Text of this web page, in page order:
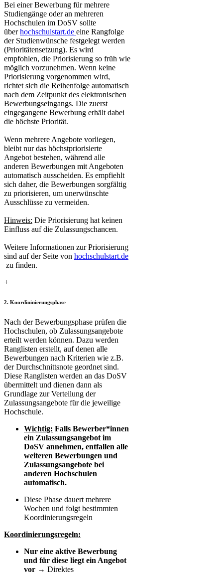
​​​Bei einer Bewerbung für mehrere
Studiengänge oder an mehreren
Hochschulen​ im DoSV sollte
überhochschulstart.de eine Rangfolge
der Studienwünsche festgelegt werden
(Prioritätensetzung). Es wird
empfohlen, die Priorisierung so früh wie
möglich vorzunehmen. Wenn keine
Priorisierung vorgenommen wird,
richtet sich die Reihenfolge automatisch
nach dem Zeitpunkt des elektronischen
Bewerbungseingangs. Die zuerst
eingegangene Bewerbung erhält dabei
die höchste Priorität.
Wenn mehrere Angebote vorliegen,
bleibt nur das höchstpriorisierte
Angebot bestehen​, während alle
anderen Bewerbungen mit Angeboten
automatisch ausscheiden. Es empfiehlt
sich daher, die Bewerbungen sorgfältig
zu priorisieren, um unerwünschte
Ausschlüsse zu vermeiden.
Hinweis: ​ Die Priorisierung hat keinen
Einfluss auf die Zulassungschancen.
Weitere Informationen zur Priorisierung
sind auf der Seite von hochschulstart.de
zu finden.​
+
2. Koordininierungsphase
Nach der Bewerbungsphase prüfen die
Hochschulen, ob Zulassungsangebote
erteilt werden können. Dazu werden
Ranglisten erstellt, auf denen alle
Bewerbungen nach Kriterien wie z.B.
der Durchschnittsnote geordnet sind.
Diese Ranglisten werden an das DoSV
übermittelt und dienen dann als
Grundlage zur Verteilung der
Zulassungsangebote für die jeweilige
Hochschule.
Wichtig: ​ Falls Bewerber*innen
ein Zulassungsangebot im
DoSV annehmen, entfallen alle
weiteren Bewerbungen und
Zulassungsangebote bei
anderen Hochschulen
automatisch.
Diese Phase dauert mehrere
Wochen und folgt bestimmten
Koordinierungsregeln
Koordinierungsregeln:
Nur eine aktive Bewerbung
und für diese liegt ein Angebot
vor → Direktes